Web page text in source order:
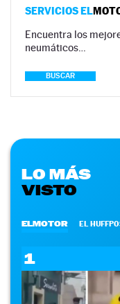
SERVICIOS EL
Encuentra los
neumáticos…
BUSCAR
LO MÁS
VISTO
ELMOTOR EL
1